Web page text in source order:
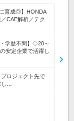
育成◎】HONDA
CAE解析／テク
学歴不問】◇20～
安定企業で活躍し
ロジェクト先で
…